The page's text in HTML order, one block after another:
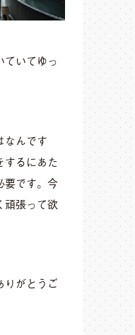
ていてゆっ
なんです
するにあた
要です。今
頑張って欲
りがとうご